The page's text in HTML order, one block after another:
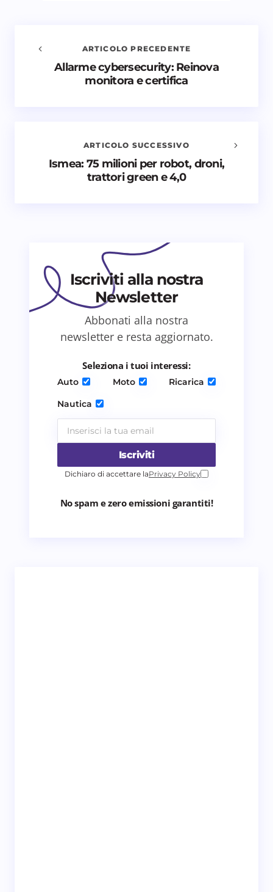
Salva il mio nome e email in questo browser
per il prossimo commento.
Avvisami quando vengono aggiunti nuovi
Invia commento
ARTICOLO PRECEDENTE
Allarme cybersecurity: Reinova
monitora e certifica
ARTICOLO SUCCESSIVO
Ismea: 75 milioni per robot, droni,
trattori green e 4,0
Iscriviti alla nostra
Newsletter
Abbonati alla nostra
newsletter e resta aggiornato.
Seleziona i tuoi interessi:
Auto Moto
Ricarica
Nautica
Iscriviti
Dichiaro di accettare laPrivacy Policy
No spam e zero emissioni garantiti!